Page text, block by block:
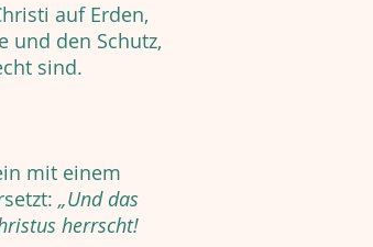
auf Erden,
und den Schutz,
sind.
mit einem
„Und das
herrscht!